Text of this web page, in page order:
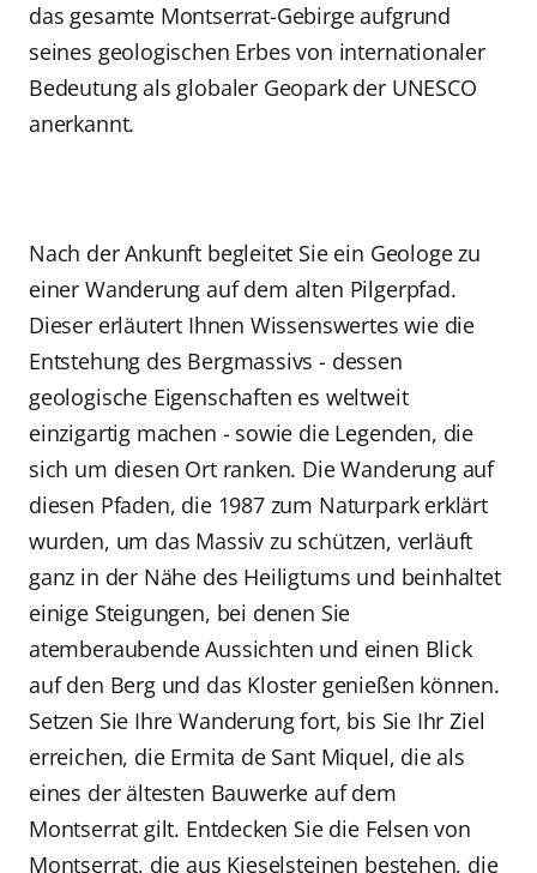
das gesamte Montserrat-Gebirge aufgrund
seines geologischen Erbes von internationaler
Bedeutung als globaler Geopark der UNESCO
anerkannt.
Nach der Ankunft begleitet Sie ein Geologe zu
einer Wanderung auf dem alten Pilgerpfad.
Dieser erläutert Ihnen Wissenswertes wie die
Entstehung des Bergmassivs - dessen
geologische Eigenschaften es weltweit
einzigartig machen - sowie die Legenden, die
sich um diesen Ort ranken. Die Wanderung auf
diesen Pfaden, die 1987 zum Naturpark erklärt
wurden, um das Massiv zu schützen, verläuft
ganz in der Nähe des Heiligtums und beinhaltet
einige Steigungen, bei denen Sie
atemberaubende Aussichten und einen Blick
auf den Berg und das Kloster genießen können.
Setzen Sie Ihre Wanderung fort, bis Sie Ihr Ziel
erreichen, die Ermita de Sant Miquel, die als
eines der ältesten Bauwerke auf dem
Montserrat gilt. Entdecken Sie die Felsen von
Montserrat, die aus Kieselsteinen bestehen, die